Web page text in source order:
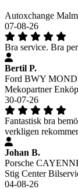
Autoxchange
07-08-26
Bra service. Bra
Bertil P.
Ford BWY
Mekopartner
30-07-26
Fantastisk bra
verkligen
Johan B.
Porsche
Stig Center
04-08-26